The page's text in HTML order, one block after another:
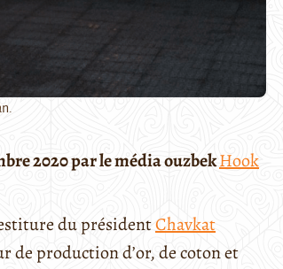
2020 par le média ouzbekHook
du présidentChavkat
de production d’or, de coton et